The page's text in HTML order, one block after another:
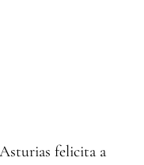
felicita a